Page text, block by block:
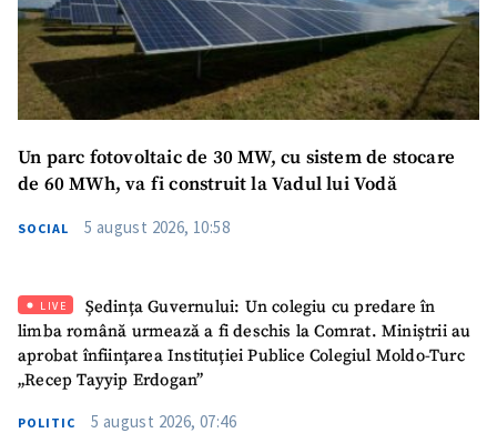
Un parc fotovoltaic de 30 MW, cu sistem de stocare
de 60 MWh, va fi construit la Vadul lui Vodă
SOCIAL 5 august 2026, 10:58
LIVE
Ședința Guvernului: Un colegiu cu predare în
limba română urmează a fi deschis la Comrat. Miniștrii au
aprobat înființarea Instituției Publice Colegiul Moldo-Turc
„Recep Tayyip Erdogan”
POLITIC 5 august 2026, 07:46